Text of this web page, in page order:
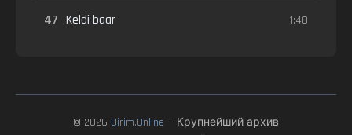
47 Keldi baar 1:48
© 2026 Qirim.Online — Крупнейший архив